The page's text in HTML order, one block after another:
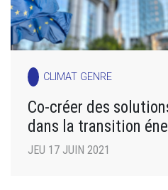
CLIMAT GENRE
Co-créer des
dans la transition
JEU 17 JUIN 2021